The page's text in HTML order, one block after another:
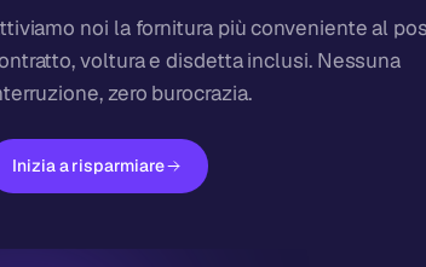
noi la fornitura più conveniente al
voltura e disdetta inclusi. Nessuna
zero burocrazia.
Inizia a risparmiare